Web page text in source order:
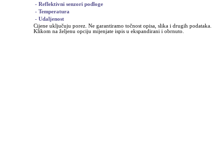
- Reflektivni senzori podloge
- Temperatura
- Udaljenost
Cijene uključuju porez. Ne garantiramo točnost opisa, slika i drugih podataka.
Klikom na željenu opciju mijenjate ispis u ekspandirani i obrnuto.